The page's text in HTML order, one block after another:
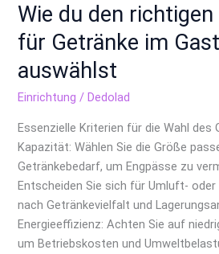
Wie du den
für Getränke im
auswählst
Einrichtung /Dedolad
Essenzielle Kriterien für die Wahl des
Kapazität: Wählen Sie die Größe
Getränkebedarf, um Engpässe zu
Entscheiden Sie sich für Umluft-
nach Getränkevielfalt und
Energieeffizienz: Achten Sie auf
um Betriebskosten und